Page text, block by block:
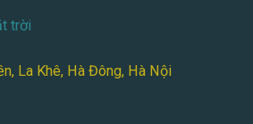
trời
La Khê, Hà Đông, Hà Nội